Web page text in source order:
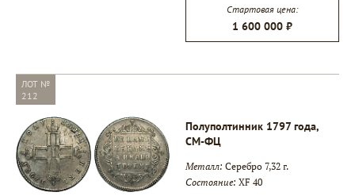
Стартовая цена:
1 600 000 ₽
ЛОТ №
212
Полуполтинник 1797 года,
СМ-ФЦ
Металл: Серебро 7,32 г.
Состояние: XF 40